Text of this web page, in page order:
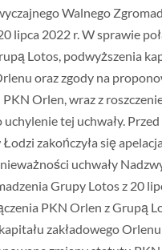
Walnego
lipca 2022 r. W sprawie
Lotos, podwyższenia
oraz zgody na
Orlen, wraz z
tej uchwały. Przed
zakończyła się apelacja
uchwały
Grupy Lotos z 20
PKN Orlen z Grupą
zakładowego